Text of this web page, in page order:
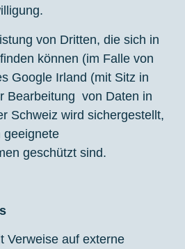
von Dritten, die sich in
können (im Falle von
Google Irland (mit Sitz in
Bearbeitung von Daten in
Schweiz wird sichergestellt,
geeignete
geschützt sind.
Verweise auf externe